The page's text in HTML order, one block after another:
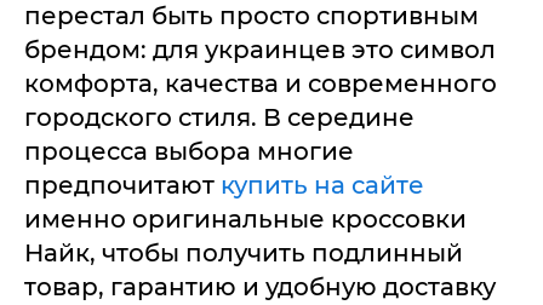
перестал быть просто спортивным
брендом: для украинцев это символ
комфорта, качества и современного
городского стиля. В середине
процесса выбора многие
предпочитают купить на сайте
именно оригинальные кроссовки
Найк, чтобы получить подлинный
товар, гарантию и удобную доставку